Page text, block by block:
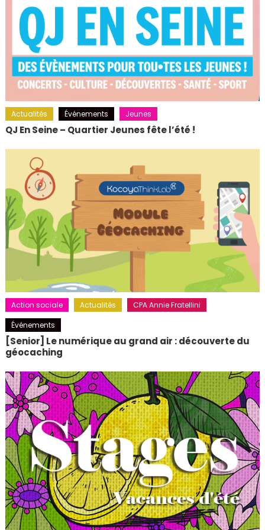
Actualités Événements Jeunes
QJ En Seine – Quartier Jeunes fête l’été !
Action sociale Actualités
CPA Annie Fratellini
Événements
[Senior] Le numérique au grand air : découverte du
géocaching